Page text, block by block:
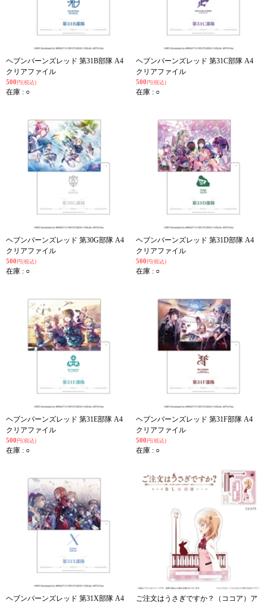
ヘブンバーンズレッド 第31B部隊 A4
クリアファイル
500 円(税込)
在庫 : ○
ヘブンバーンズレッド 第31C部隊 A4
クリアファイル
500 円(税込)
在庫 : ○
ヘブンバーンズレッド 第30G部隊 A4
クリアファイル
500 円(税込)
在庫 : ○
ヘブンバーンズレッド 第31D部隊 A4
クリアファイル
500 円(税込)
在庫 : ○
ヘブンバーンズレッド 第31E部隊 A4
クリアファイル
500 円(税込)
在庫 : ○
ヘブンバーンズレッド 第31F部隊 A4
クリアファイル
500 円(税込)
在庫 : ○
ヘブンバーンズレッド 第31X部隊 A4
ご注文はうさぎですか？（ココア）ア